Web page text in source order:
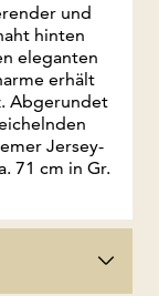
und
hinten
eleganten
erhält
Abgerundet
Jersey-
71 cm in Gr.